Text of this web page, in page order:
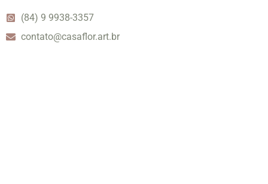
(84) 9 9938-3357
contato@casaflor.art.br